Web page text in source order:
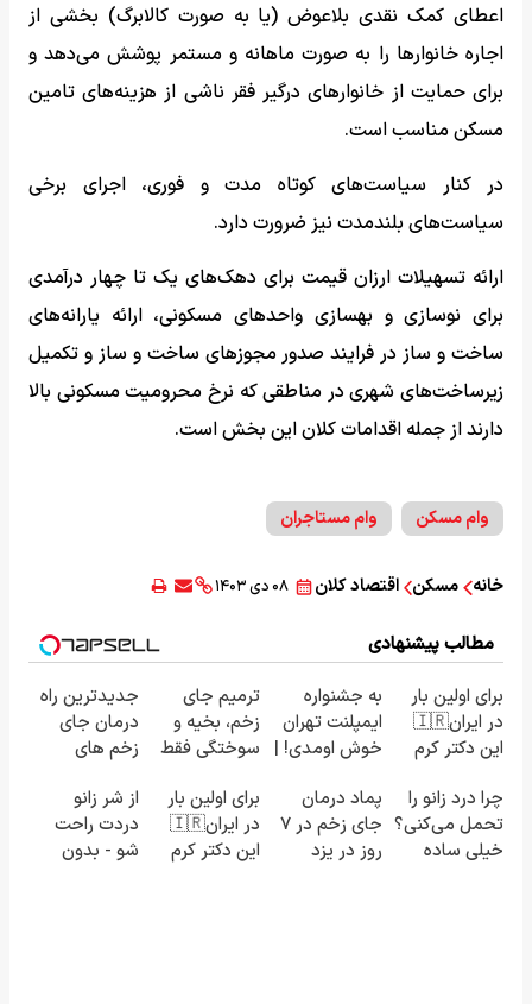
اعطای کمک نقدی بلاعوض (یا به صورت کالابرگ) بخشی از
اجاره خانوارها را به صورت ماهانه و مستمر پوشش می‌دهد و
برای حمایت از خانوارهای درگیر فقر ناشی از هزینه‌های تامین
مسکن مناسب است.
در کنار سیاست‌های کوتاه مدت و فوری، اجرای برخی
سیاست‌های بلندمدت نیز ضرورت دارد.
ارائه تسهیلات ارزان قیمت برای دهک‌های یک تا چهار درآمدی
برای نوسازی و بهسازی واحدهای مسکونی، ارائه یارانه‌های
ساخت و ساز در فرایند صدور مجوزهای ساخت و ساز و تکمیل
زیرساخت‌های شهری در مناطقی که نرخ محرومیت مسکونی بالا
دارند از جمله اقدامات کلان این بخش است.
وام مسکن وام مستاجران
خانه مسکن اقتصاد کلان ۰۸ دی ۱۴۰۳
مطالب پیشنهادی
برای اولین بار
در ایران🇮🇷
این دکتر کرم
23 روزه
ساخت!
به جشنواره
ایمپلنت تهران
خوش اومدی! |
محدوده!
مشاوره رایگان
بگیر!
ترمیم جای
زخم، بخیه و
سوختگی فقط
جدیدترین راه
درمان جای
زخم های
(مشاوره رایگان
بگیرید)
چرا درد زانو را
تحمل می‌کنی؟
خیلی ساده
پماد درمان
جای زخم در ۷
روز در یزد
برای اولین بار
در ایران🇮🇷
این دکتر کرم
از شر زانو
دردت راحت
شو - بدون